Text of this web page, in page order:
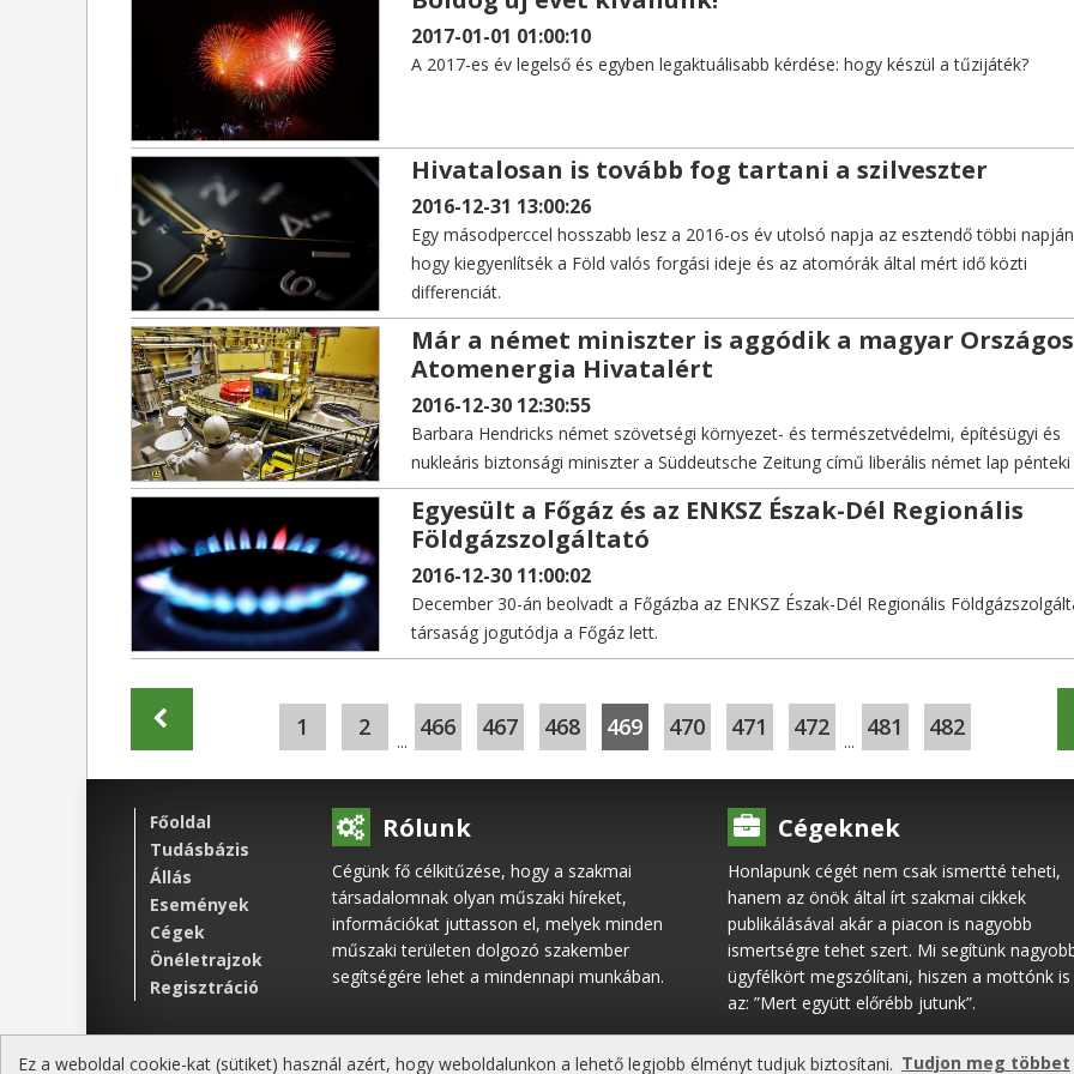
Ez a weboldal cookie-kat (sütiket) használ azért, hogy weboldalunkon a lehető legjobb élményt tudjuk biztosítani. Tudjon meg többet
2017-01-01 01:00:10
A 2017-es év legelső és egyben legaktuálisabb kérdése: hogy készül a tűzijáték?
Hivatalosan is tovább fog tartani a szilveszter
2016-12-31 13:00:26
Egy másodperccel hosszabb lesz a 2016-os év utolsó napja az esztendő többi
hogy kiegyenlítsék a Föld valós forgási ideje és az atomórák által mért idő közti
differenciát.
Már a német miniszter is aggódik a magyar Országos
Atomenergia Hivatalért
2016-12-30 12:30:55
Barbara Hendricks német szövetségi környezet- és természetvédelmi, építésügyi és
nukleáris biztonsági miniszter a Süddeutsche Zeitung című liberális német lap pénteki
számában véleményezte a kialakult helyzetet.
Egyesült a Főgáz és az ENKSZ Észak-Dél Regionális
Földgázszolgáltató
2016-12-30 11:00:02
December 30-án beolvadt a Főgázba az ENKSZ Észak-Dél Regionális
társaság jogutódja a Főgáz lett.
1 2
...
466 467 468 469 470 471 472
...
481 482
Főoldal
Tudásbázis
Állás
Események
Cégek
Önéletrajzok
Regisztráció
Rólunk
Cégünk fő célkitűzése, hogy a szakmai
társadalomnak olyan műszaki híreket,
információkat juttasson el, melyek minden
műszaki területen dolgozó szakember
segítségére lehet a mindennapi munkában.
Cégeknek
Honlapunk cégét nem csak ismertté teheti,
hanem az önök által írt szakmai cikkek
publikálásával akár a piacon is nagyobb
ismertségre tehet szert. Mi segítünk
ügyfélkört megszólítani, hiszen a mottónk is
az: ”Mert együtt előrébb jutunk”.
Kapcsolat Impresszum Jogi tudnivalók Általános Szerződési Feltételek Gyakori kérdések Médiaajánlat